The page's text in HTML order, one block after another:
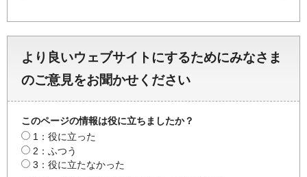
より良いウェブサイトにするためにみなさま
のご意見をお聞かせください
このページの情報は役に立ちましたか？
1：役に立った
2：ふつう
3：役に立たなかった